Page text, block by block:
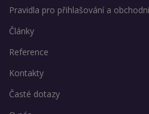
Pravidla pro přihlašování a
Články
Reference
Kontakty
Časté dotazy